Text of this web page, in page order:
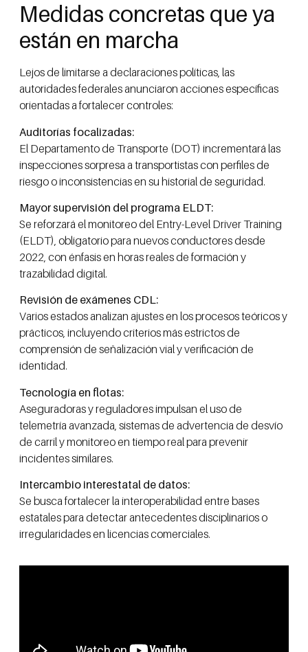
Medidas concretas que ya
están en marcha
Lejos de limitarse a declaraciones políticas, las
autoridades federales anunciaron acciones específicas
orientadas a fortalecer controles:
Auditorías focalizadas:
El Departamento de Transporte (DOT) incrementará las
inspecciones sorpresa a transportistas con perfiles de
riesgo o inconsistencias en su historial de seguridad.
Mayor supervisión del programa ELDT:
Se reforzará el monitoreo del Entry-Level Driver Training
(ELDT), obligatorio para nuevos conductores desde
2022, con énfasis en horas reales de formación y
trazabilidad digital.
Revisión de exámenes CDL:
Varios estados analizan ajustes en los procesos teóricos y
prácticos, incluyendo criterios más estrictos de
comprensión de señalización vial y verificación de
identidad.
Tecnología en flotas:
Aseguradoras y reguladores impulsan el uso de
telemetría avanzada, sistemas de advertencia de desvío
de carril y monitoreo en tiempo real para prevenir
incidentes similares.
Intercambio interestatal de datos:
Se busca fortalecer la interoperabilidad entre bases
estatales para detectar antecedentes disciplinarios o
irregularidades en licencias comerciales.